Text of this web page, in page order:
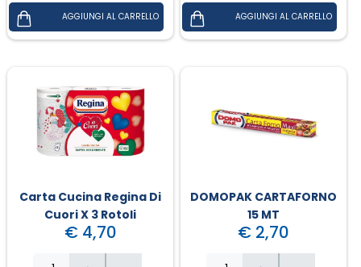
Carta Cucina Regina Di
Cuori X 3 Rotoli
€ 4,70
DOMOPAK CARTAFORNO
15 MT
€ 2,70